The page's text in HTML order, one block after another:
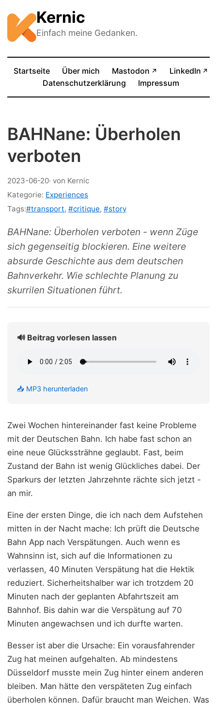
Kernic
Einfach meine Gedanken.
Startseite Über mich Mastodon ↗ (öffnet in
LinkedIn ↗
(öffnet in neuem Tab)
Datenschutzerklärung Impressum
BAHNane: Überholen
verboten
2023-06-20· von Kernic
Kategorie: Experiences
Tags:#transport, #critique, #story
BAHNane: Überholen verboten - wenn Züge
sich gegenseitig blockieren. Eine weitere
absurde Geschichte aus dem deutschen
Bahnverkehr. Wie schlechte Planung zu
skurrilen Situationen führt.
🔊 Beitrag vorlesen lassen
📥 MP3 herunterladen
Zwei Wochen hintereinander fast keine Probleme
mit der Deutschen Bahn. Ich habe fast schon an
eine neue Glückssträhne geglaubt. Fast, beim
Zustand der Bahn ist wenig Glückliches dabei. Der
Sparkurs der letzten Jahrzehnte rächte sich jetzt -
an mir.
Eine der ersten Dinge, die ich nach dem Aufstehen
mitten in der Nacht mache: Ich prüft die Deutsche
Bahn App nach Verspätungen. Auch wenn es
Wahnsinn ist, sich auf die Informationen zu
verlassen, 40 Minuten Verspätung hat die Hektik
reduziert. Sicherheitshalber war ich trotzdem 20
Minuten nach der geplanten Abfahrtszeit am
Bahnhof. Bis dahin war die Verspätung auf 70
Minuten angewachsen und ich durfte warten.
Besser ist aber die Ursache: Ein vorausfahrender
Zug hat meinen aufgehalten. Ab mindestens
Düsseldorf musste mein Zug hinter einem anderen
bleiben. Man hätte den verspäteten Zug einfach
überholen können. Dafür braucht man Weichen. Was